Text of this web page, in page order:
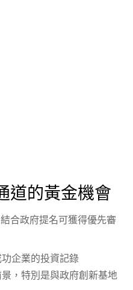
道的黃金機會
合政府提名可獲得優先審
企業的投資記錄
，特別是與政府創新基地